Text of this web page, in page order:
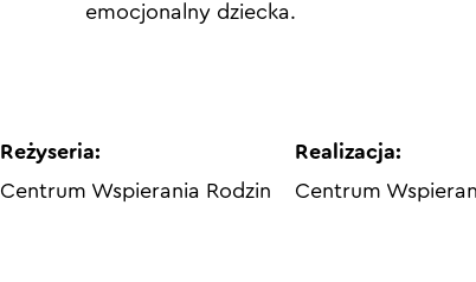
emocjonalny dziecka.
Reżyseria:
Centrum Wspierania Rodzin
Realizacja:
Centrum